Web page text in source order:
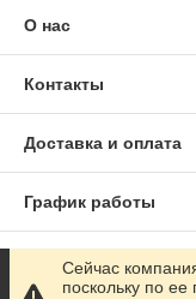
О нас
Контакты
Доставка и оплата
График работы
Полная версия
Сейчас
поскольку по